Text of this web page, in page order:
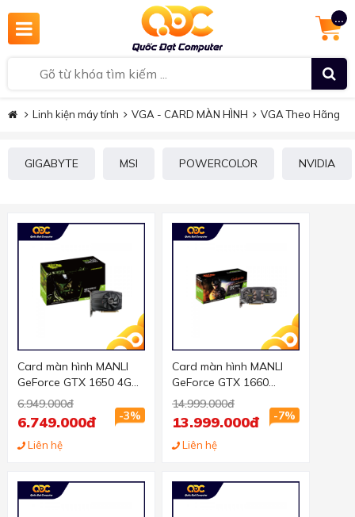
...
Linh kiện máy tính VGA - CARD MÀN HÌNH VGA Theo Hãng
GIGABYTE MSI POWERCOLOR NVIDIA
Card màn hình MANLI
GeForce GTX 1650 4GB
GDDR6
6.949.000đ
-3%
6.749.000đ
Liên hệ
Card màn hình MANLI
GeForce GTX 1660
Super Gallardo 6GB
14.999.000đ
-7%
13.999.000đ
Liên hệ